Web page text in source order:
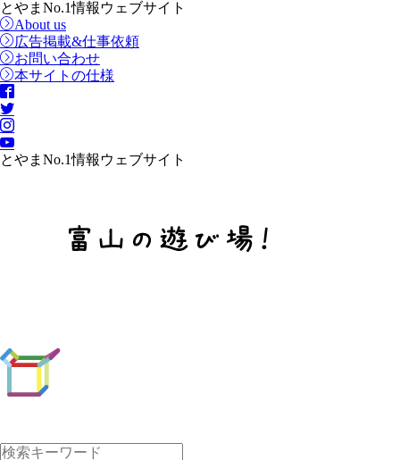
とやまNo.1情報ウェブサイト
About us
広告掲載&仕事依頼
お問い合わせ
本サイトの仕様
とやまNo.1情報ウェブサイト